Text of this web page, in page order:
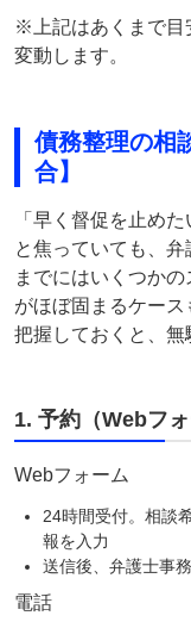
※上記はあくまで目
変動します。
債務整理の相
合】
「早く督促を止め
と焦っていても、
までにはいくつか
がほぼ固まるケー
把握しておくと、無
1. 予約（Webフォ
Webフォーム
24時間受付。相談
報を入力
送信後、弁護士事
電話